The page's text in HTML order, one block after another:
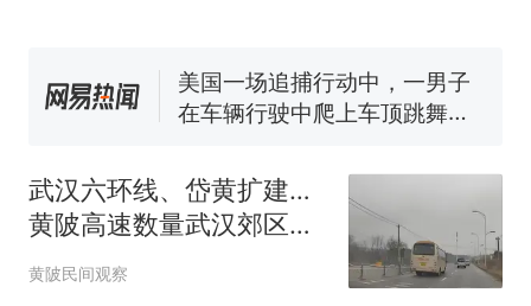
140多朵
美国一场追捕行动中，一男子
在车辆行驶中爬上车顶跳舞。
官方通报
美国渔民钓获鲨鱼徒手将其拽
回大海 目击者直呼震惊 （视频
来源：参考消息）
西班牙飞地休达边境，摩洛
武汉六环线、岱黄扩建…
黄陂高速数量武汉郊区第
一，为什么人们还是觉
黄陂民间观察